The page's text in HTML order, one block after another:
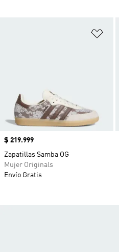
Precio
$ 219.999
Zapatillas Samba OG
Mujer Originals
Envío Gratis